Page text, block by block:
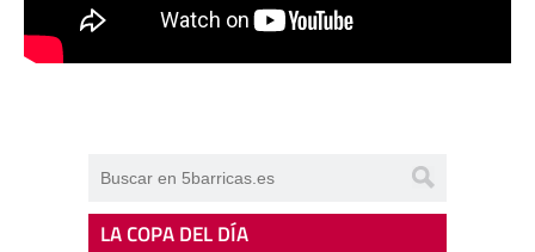
LA COPA DEL DÍA